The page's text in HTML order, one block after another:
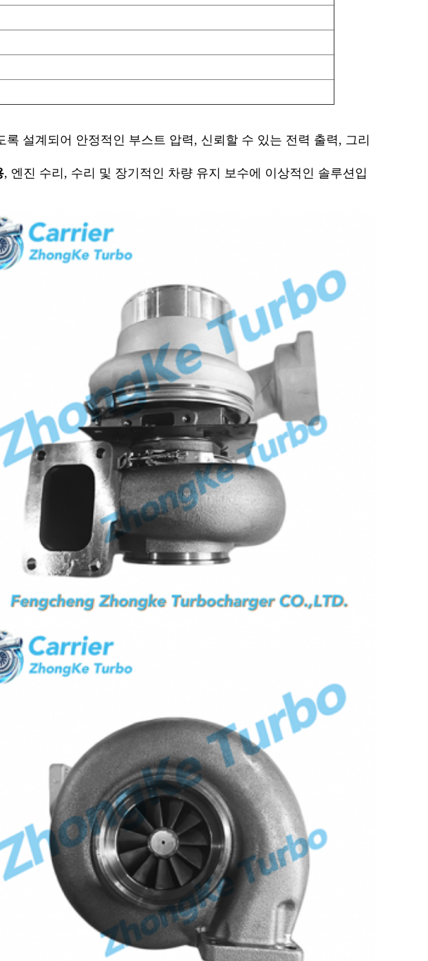
록 설계되어 안정적인 부스트 압력, 신뢰할 수 있는 전력 출력, 그리
, 엔진 수리, 수리 및 장기적인 차량 유지 보수에 이상적인 솔루션입